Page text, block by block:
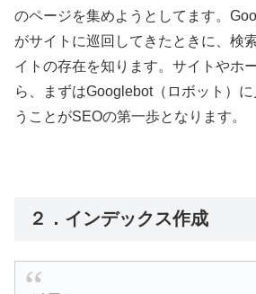
のページを集めようとしてます。
がサイトに巡回してきたときに、検
イトの存在を知ります。サイトやホ
ら、まずはGooglebot（ロボット）
うことがSEOの第一歩となります。
２．インデックス作成